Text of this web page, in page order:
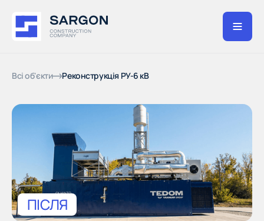
Всі об'єкти Реконструкція РУ-6 кВ
ПІСЛЯ